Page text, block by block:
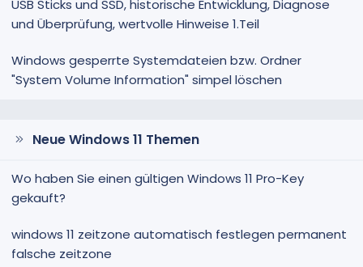
USB Sticks und SSD, historische Entwicklung, Diagnose
und Überprüfung, wertvolle Hinweise 1.Teil
Windows gesperrte Systemdateien bzw. Ordner
"System Volume Information" simpel löschen
Neue Windows 11 Themen
Wo haben Sie einen gültigen Windows 11 Pro-Key
gekauft?
windows 11 zeitzone automatisch festlegen permanent
falsche zeitzone